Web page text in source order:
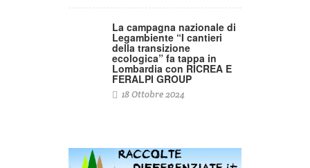
La campagna nazionale di
Legambiente “I cantieri
della transizione
ecologica” fa tappa in
Lombardia con RICREA E
FERALPI GROUP
18 Ottobre 2024